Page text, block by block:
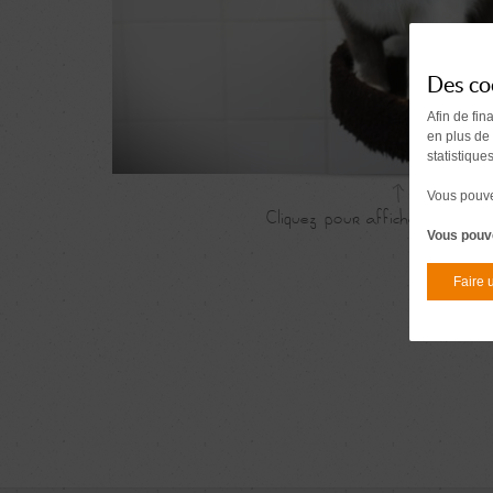
Des
Afin de
en plus
Vous
Vous
Faire